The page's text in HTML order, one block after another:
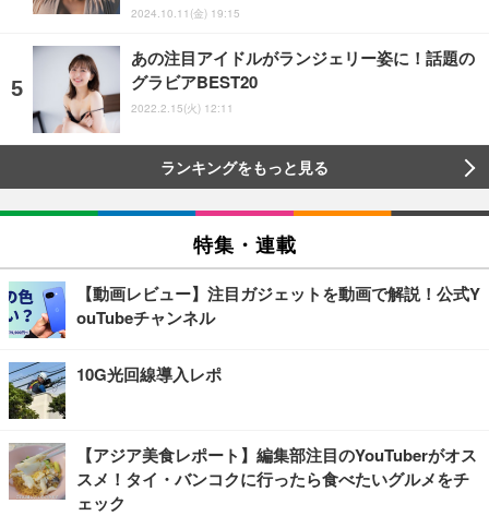
2024.10.11(金) 19:15
あの注目アイドルがランジェリー姿に！話題の
グラビアBEST20
2022.2.15(火) 12:11
ランキングをもっと見る
特集・連載
【動画レビュー】注目ガジェットを動画で解説！公式Y
ouTubeチャンネル
10G光回線導入レポ
【アジア美食レポート】編集部注目のYouTuberがオス
スメ！タイ・バンコクに行ったら食べたいグルメをチ
ェック